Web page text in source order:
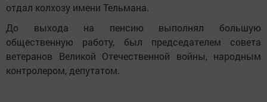
отдал колхозу имени Тельмана.
До выхода на пенсию выполнял большую
общественную работу, был председателем совета
ветеранов Великой Отечественной войны, народным
контролером, депутатом.